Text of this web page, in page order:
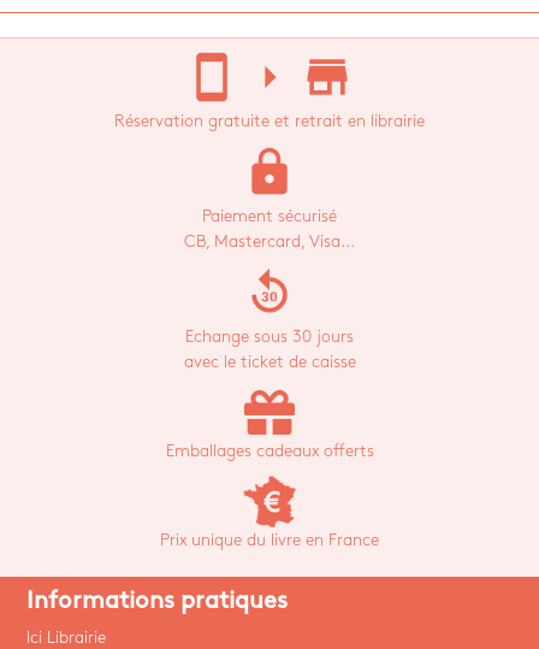
stay_current_portrait arrow_right store_mall_directory
Réservation gratuite et retrait en librairie
lock
Paiement sécurisé
CB, Mastercard, Visa...
replay_30
Echange sous 30 jours
avec le ticket de caisse
Emballages cadeaux offerts
Prix unique du livre en France
Informations pratiques
Ici Librairie